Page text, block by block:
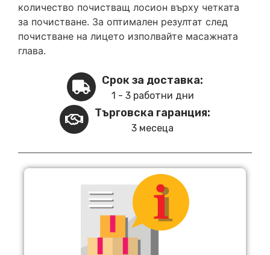
количество почистващ лосион върху четката
за почистване. За оптимален резултат след
почистване на лицето изполвайте масажната
глава.
Срок за доставка:
1 - 3 работни дни
Търговска гаранция:
3 месеца